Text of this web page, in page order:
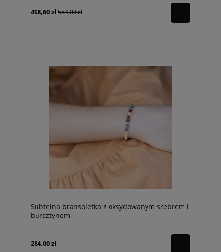
498,60 zł554,00 zł
Subtelna bransoletka z oksydowanym srebrem i
bursztynem
284,00 zł